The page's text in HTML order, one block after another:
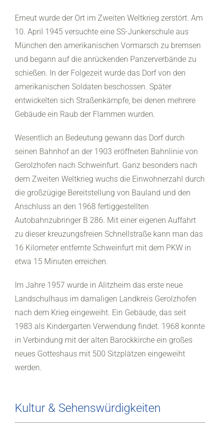
Erneut wurde der Ort im Zweiten Weltkrieg zerstört. Am
10. April 1945 versuchte eine SS-Junkerschule aus
München den amerikanischen Vormarsch zu bremsen
und begann auf die anrückenden Panzerverbände zu
schießen. In der Folgezeit wurde das Dorf von den
amerikanischen Soldaten beschossen. Später
entwickelten sich Straßenkämpfe, bei denen mehrere
Gebäude ein Raub der Flammen wurden.
Wesentlich an Bedeutung gewann das Dorf durch
seinen Bahnhof an der 1903 eröffneten Bahnlinie von
Gerolzhofen nach Schweinfurt. Ganz besonders nach
dem Zweiten Weltkrieg wuchs die Einwohnerzahl durch
die großzügige Bereitstellung von Bauland und den
Anschluss an den 1968 fertiggestellten
Autobahnzubringer B 286. Mit einer eigenen Auffahrt
zu dieser kreuzungsfreien Schnellstraße kann man das
16 Kilometer entfernte Schweinfurt mit dem PKW in
etwa 15 Minuten erreichen.
Im Jahre 1957 wurde in Alitzheim das erste neue
Landschulhaus im damaligen Landkreis Gerolzhofen
nach dem Krieg eingeweiht. Ein Gebäude, das seit
1983 als Kindergarten Verwendung findet. 1968 konnte
in Verbindung mit der alten Barockkirche ein großes
neues Gotteshaus mit 500 Sitzplätzen eingeweiht
werden.
Kultur & Sehenswürdigkeiten